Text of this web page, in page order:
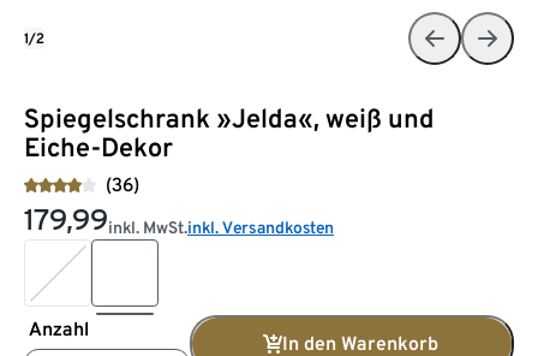
Spiegelschrank »Jelda«, weiß und
Eiche-Dekor
(36)
179,99inkl. MwSt.inkl. Versandkosten
Anzahl
In den Warenkorb
1/2